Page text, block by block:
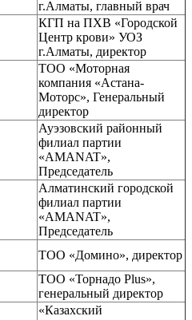
г.Алматы, главный врач
КГП на ПХВ «Городской
Центр крови» УОЗ
г.Алматы, директор
ТОО «Моторная
компания «Астана-
Моторс», Генеральный
директор
Ауэзовский районный
филиал партии
«AMANAT»,
Председатель
Алматинский городской
филиал партии
«AMANAT»,
Председатель
ТОО «Домино», директор
ТОО «Торнадо Plus»,
генеральный директор
«Казахский